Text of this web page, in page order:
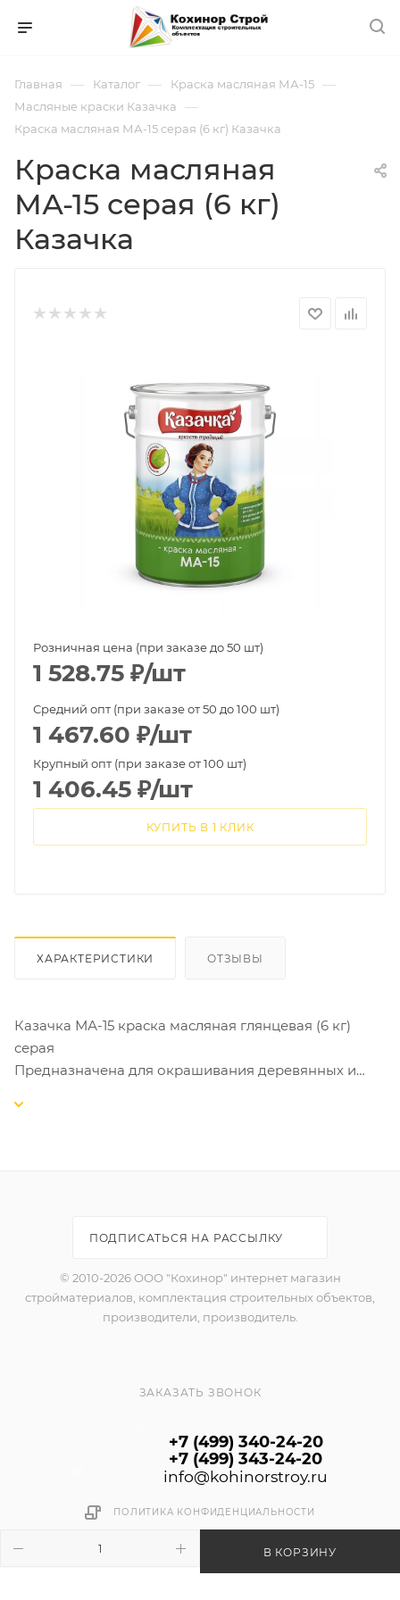
Главная — Каталог — Краска масляная МА-15 —
Масляные краски Казачка —
Краска масляная МА-15 серая (6 кг) Казачка
Краска масляная
МА-15 серая (6 кг)
Казачка
Розничная цена (при заказе до 50 шт)
1 528.75 ₽/шт
Средний опт (при заказе от 50 до 100 шт)
1 467.60 ₽/шт
Крупный опт (при заказе от 100 шт)
1 406.45 ₽/шт
В КОРЗИНУ
КУПИТЬ В 1 КЛИК
ХАРАКТЕРИСТИКИ ОТЗЫВЫ
Казачка МА-15 краска масляная глянцевая (6 кг)
серая
Предназначена для окрашивания деревянных и
ПОДПИСАТЬСЯ НА РАССЫЛКУ
© 2010-2026 ООО "Кохинор" интернет магазин
стройматериалов, комплектация строительных объектов,
производители, производитель.
ЗАКАЗАТЬ ЗВОНОК
+7 (499) 340-24-20
+7 (499) 343-24-20
info@kohinorstroy.ru
ПОЛИТИКА КОНФИДЕНЦИАЛЬНОСТИ